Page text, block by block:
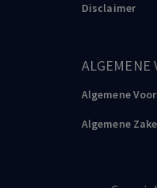
Disclaimer
ALGEMENE
Algemene
Algemene